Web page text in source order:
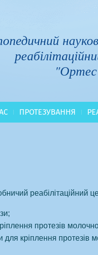
ПРОТЕЗУВАННЯ
реабілітаційний
протезів
кріплення протезів